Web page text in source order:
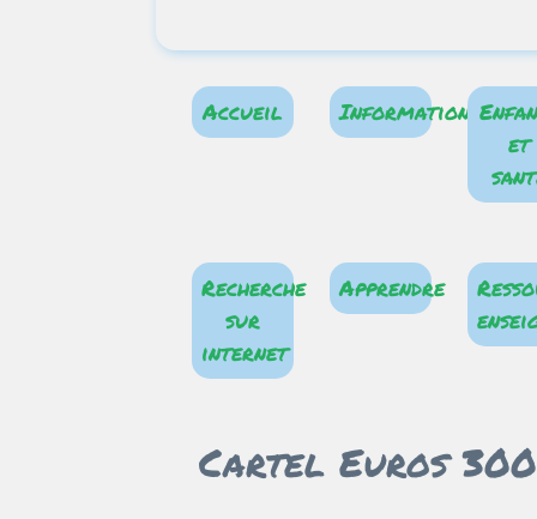
Accueil Information
et
Recherche
sur
internet
Apprendre
Cartel Euros